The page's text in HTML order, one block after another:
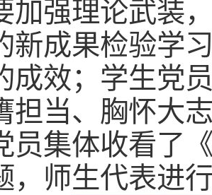
加强理论武装
新成果检验学
成效；学生党
担当、胸怀大
员集体收看了
，师生代表进